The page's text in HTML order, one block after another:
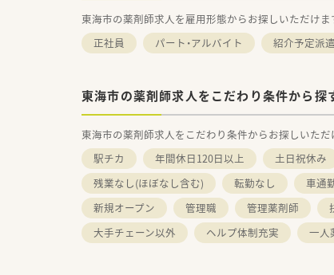
東海市の薬剤師求人を雇用形態からお探しいただけま
正社員
パート・アルバイト 紹介予定派遣
東海市の薬剤師求人をこだわり条件から探
東海市の薬剤師求人をこだわり条件からお探しいただ
駅チカ
年間休日120日以上 土日祝休み
残業なし(ほぼなし含む)
転勤なし 車通
新規オープン
管理職 管理薬剤師
大手チェーン以外
ヘルプ体制充実 一人